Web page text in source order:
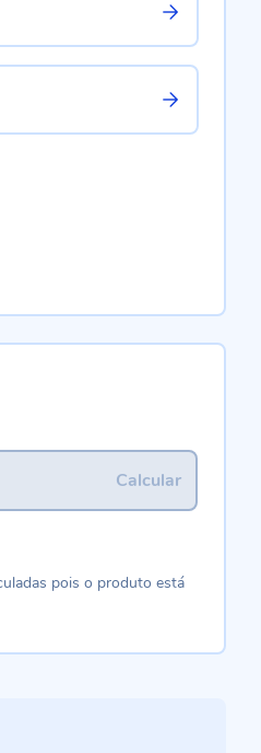
Calcular
pois o produto está